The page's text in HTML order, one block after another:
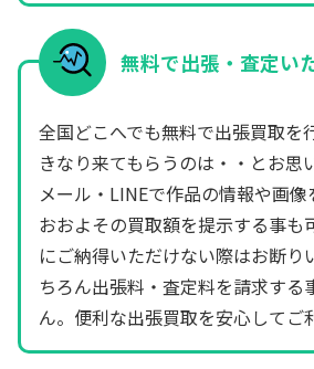
無料で出張・査定い
全国どこへでも無料で出張買取を
きなり来てもらうのは・・とお思
メール・LINEで作品の情報や画像
おおよその買取額を提示する事も
にご納得いただけない際はお断り
ちろん出張料・査定料を請求する
ん。便利な出張買取を安心してご